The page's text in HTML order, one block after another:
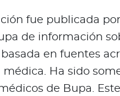
fue publicada por
de información
en fuentes
Ha sido
de Bupa. Este